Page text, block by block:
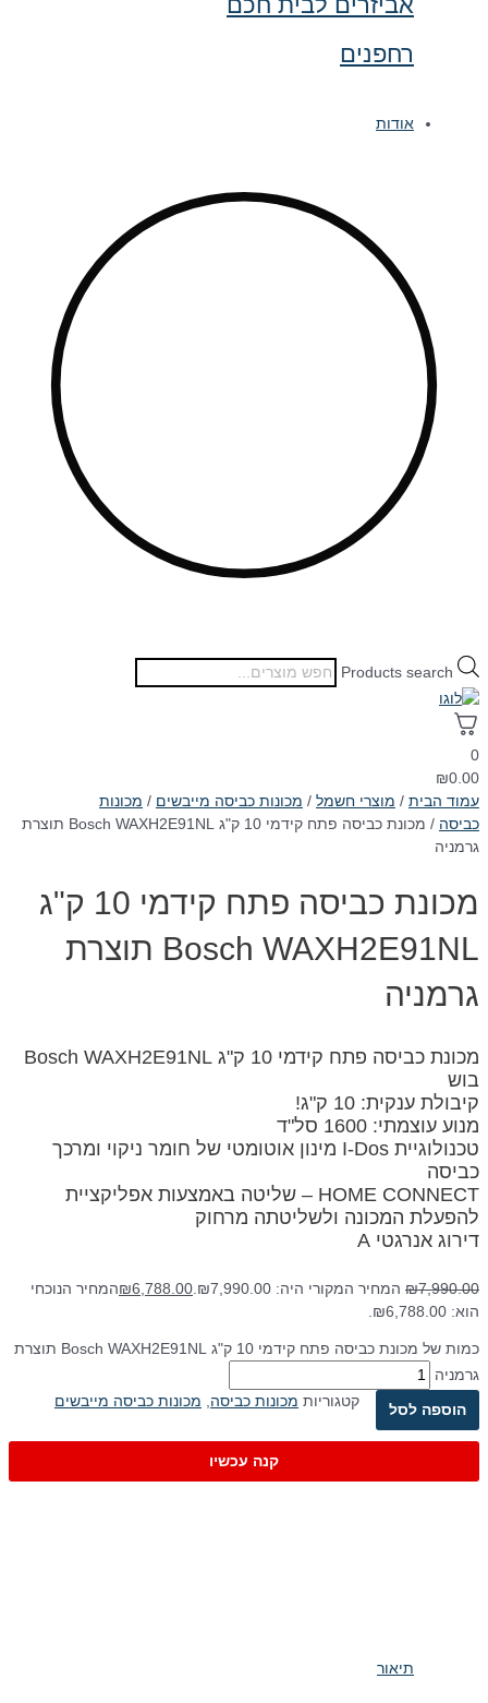
רחפנים
אודות
Products search
0
₪0.00
עמוד הבית / מוצרי חשמל / מכונות כביסה מייבשים / מכונות
כביסה
/ מכונת כביסה פתח קידמי 10 ק"ג Bosch WAXH2E91NL תוצרת
גרמניה
מכונת כביסה פתח קידמי 10 ק"ג
Bosch WAXH2E91NL תוצרת
גרמניה
מכונת כביסה פתח קידמי 10 ק"ג Bosch WAXH2E91NL
בוש
קיבולת ענקית: 10 ק"ג!
מנוע עוצמתי: 1600 סל"ד
טכנולוגיית I-Dos מינון אוטומטי של חומר ניקוי ומרכך
כביסה
HOME CONNECT – שליטה באמצעות אפליקציית
להפעלת המכונה ולשליטתה מרחוק
דירוג אנרגטי A
₪7,990.00 המחיר המקורי היה: ₪7,990.00. ₪6,788.00
המחיר הנוכחי
הוא: ₪6,788.00.
כמות של מכונת כביסה פתח קידמי 10 ק"ג Bosch WAXH2E91NL תוצרת
גרמניה
הוספה לסל
קנה עכשיו
קטגוריות מכונות כביסה, מכונות כביסה מייבשים
תיאור